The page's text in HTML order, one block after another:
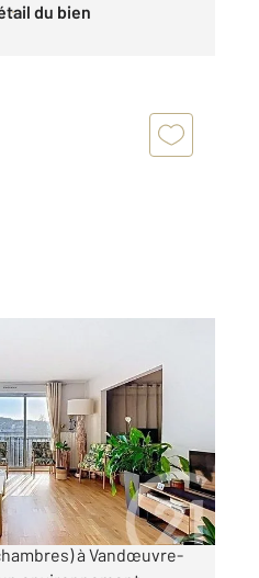
du bien
54
à vendre
€
avec 2 chambres et
à Vandœuvre-